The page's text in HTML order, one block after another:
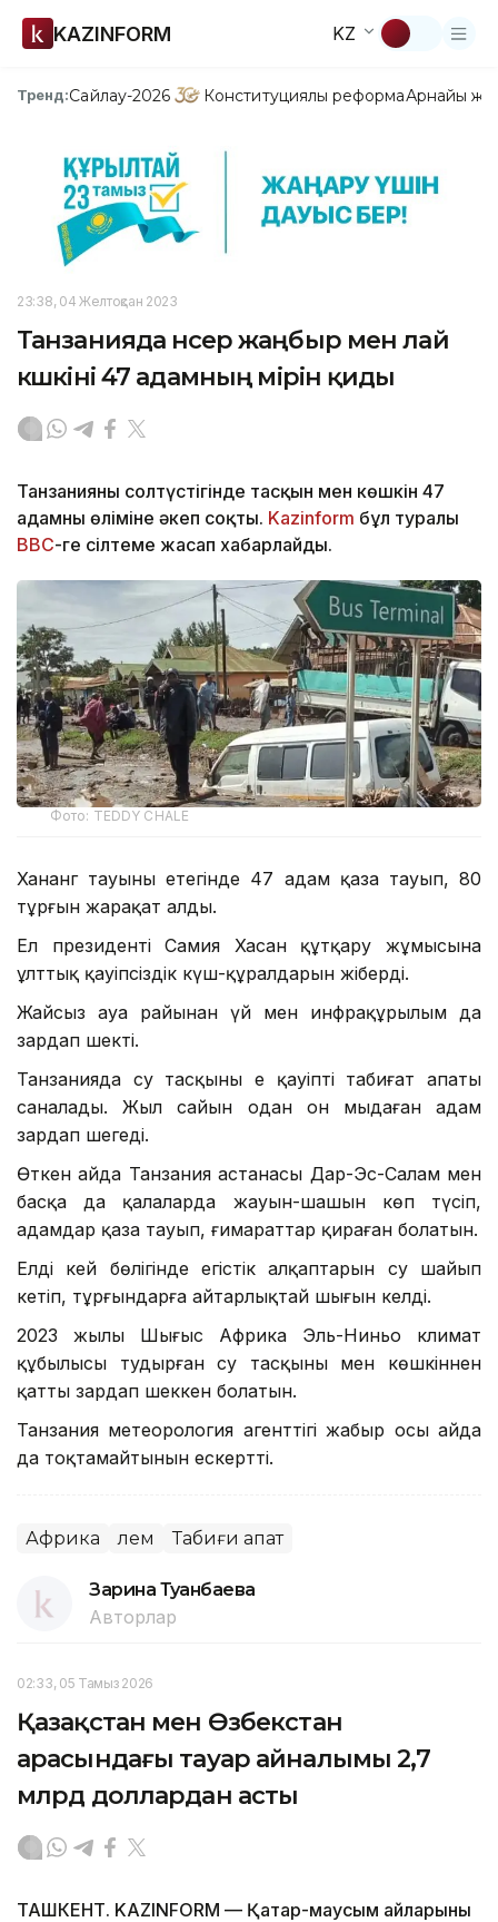
KAZINFORM KZ
Тренд:Сайлау-2026 Конституциялық реформаАрнайы
23:38, 04 Желтоқсан 2023
Танзанияда нөсер жаңбыр мен лай
көшкіні 47 адамның өмірін қиды
Танзанияның солтүстігінде тасқын мен көшкін 47
адамның өліміне әкеп соқты. Kazinform бұл туралы
ВВС-ге сілтеме жасап хабарлайды.
Фото: TEDDY CHALE
Хананг тауының етегінде 47 адам қаза тауып, 80
тұрғын жарақат алды.
Ел президенті Самия Хасан құтқару жұмысына
ұлттық қауіпсіздік күш-құралдарын жіберді.
Жайсыз ауа райынан үй мен инфрақұрылым да
зардап шекті.
Танзанияда су тасқыны ең қауіпті табиғат апаты
саналады. Жыл сайын одан он мыңдаған адам
зардап шегеді.
Өткен айда Танзания астанасы Дар-Эс-Салам мен
басқа да қалаларда жауын-шашын көп түсіп,
адамдар қаза тауып, ғимараттар қираған болатын.
Елдің кей бөлігінде егістік алқаптарын су шайып
кетіп, тұрғындарға айтарлықтай шығын келді.
2023 жылы Шығыс Африка Эль-Ниньо климат
құбылысы тудырған су тасқыны мен көшкіннен
қатты зардап шеккен болатын.
Танзания метеорология агенттігі жаңбыр осы айда
да тоқтамайтынын ескертті.
Африка Әлем Табиғи апат
Зарина Туғанбаева
Авторлар
02:33, 05 Тамыз 2026
Қазақстан мен Өзбекстан
арасындағы тауар айналымы 2,7
млрд доллардан асты
ТАШКЕНТ. KAZINFORM — Қаңтар-маусым айларының